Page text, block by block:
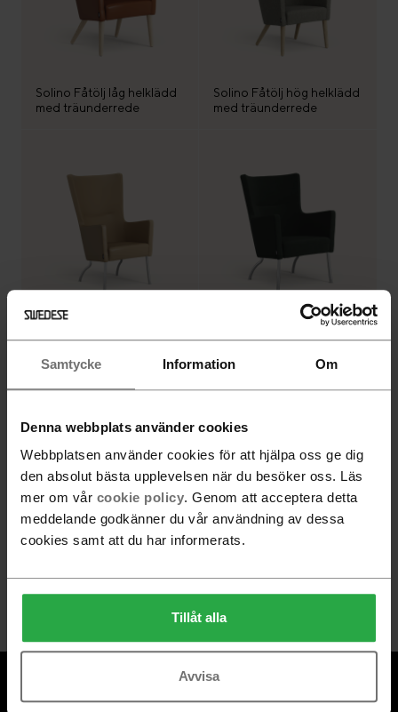
Samtycke Information Om
Denna webbplats använder cookies
Webbplatsen använder cookies för att hjälpa oss ge dig
den absolut bästa upplevelsen när du besöker oss. Läs
mer om vår cookie policy. Genom att acceptera detta
meddelande godkänner du vår användning av dessa
cookies samt att du har informerats.
Tillåt alla
Avvisa
Solino Fåtölj låg helklädd
med träunderrede
Solino Fåtölj hög helklädd
med träunderrede
med ben i aluminium
Solino Fåtölj låg helklädd
med ben i aluminium
Följ Swedese
Gå med
Om Swedese
Swedese Möbler